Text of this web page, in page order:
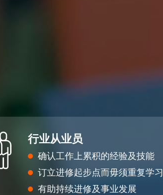
行业从业员
确认工作上累积的经验及技能
订立进修起步点而毋须重复学习
有助持续进修及事业发展